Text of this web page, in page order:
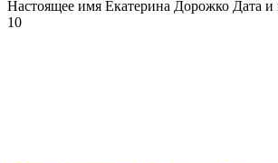
Настоящее имя Екатерина Дорожко Дата и
10